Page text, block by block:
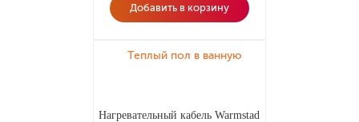
Добавить в корзину
Теплый пол в ванную
Нагревательный кабель Warmstad